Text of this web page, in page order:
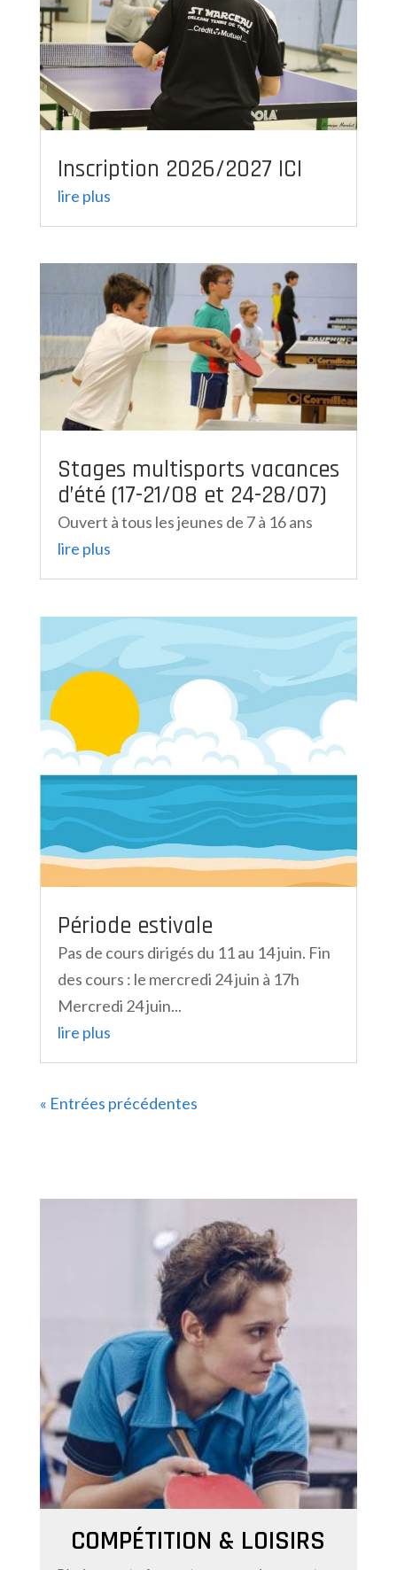
Inscription 2026/2027 ICI
lire plus
Stages multisports vacances
d’été (17-21/08 et 24-28/07)
Ouvert à tous les jeunes de 7 à 16 ans
lire plus
Période estivale
Pas de cours dirigés du 11 au 14 juin. Fin
des cours : le mercredi 24 juin à 17h
Mercredi 24 juin...
lire plus
« Entrées précédentes
COMPÉTITION & LOISIRS